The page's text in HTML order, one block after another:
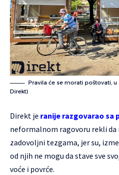
Pravila će se morati poštovati,
Direkt)
Direkt je ranije razgovarao sa
neformalnom ragovoru rekli
zadovoljni tezgama, jer su,
od njih ne mogu da stave sve
voće i povrće.